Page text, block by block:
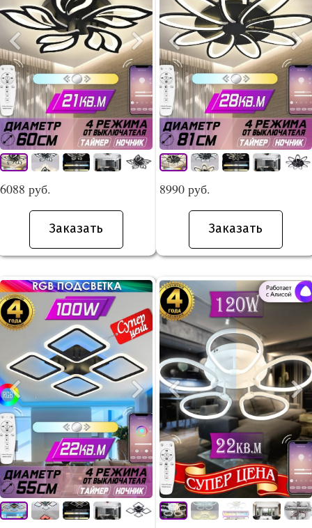
6088 руб.
Заказать
8990 руб.
Заказать